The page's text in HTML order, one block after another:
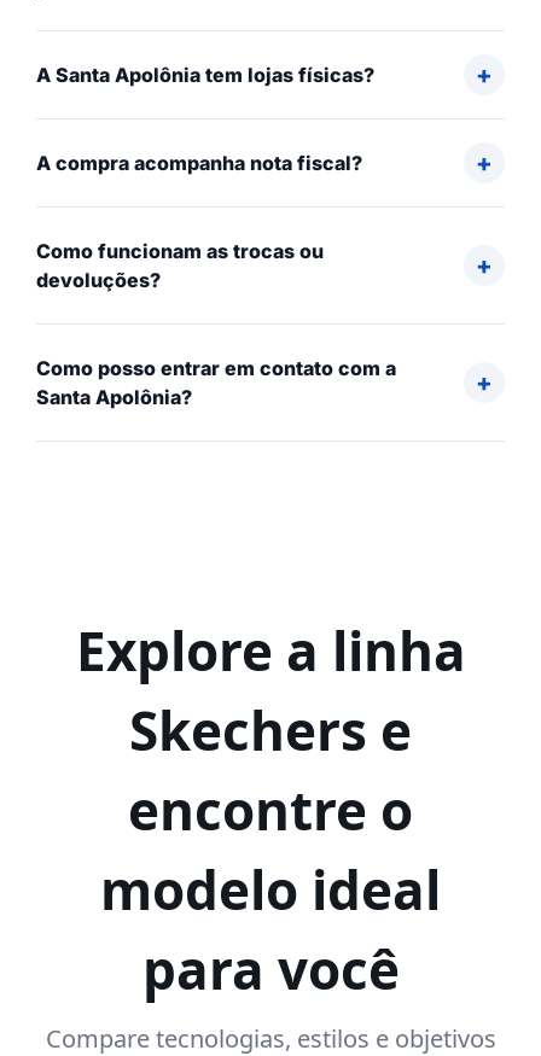
A Santa Apolônia tem lojas físicas?
A compra acompanha nota fiscal?
Como funcionam as trocas ou
devoluções?
Como posso entrar em contato com a
Santa Apolônia?
Explore a linha
Skechers e
encontre o
modelo ideal
para você
Compare tecnologias, estilos e objetivos